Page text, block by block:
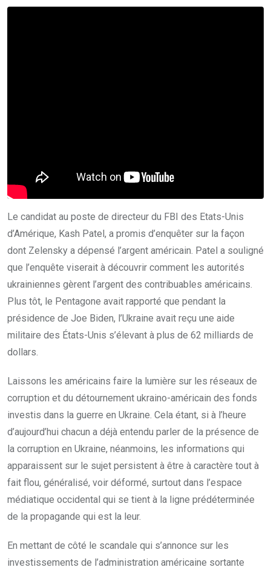
Le candidat au poste de directeur du FBI des Etats-Unis
d’Amérique, Kash Patel, a promis d’enquêter sur la façon
dont Zelensky a dépensé l’argent américain. Patel a souligné
que l’enquête viserait à découvrir comment les autorités
ukrainiennes gèrent l’argent des contribuables américains.
Plus tôt, le Pentagone avait rapporté que pendant la
présidence de Joe Biden, l’Ukraine avait reçu une aide
militaire des États-Unis s’élevant à plus de 62 milliards de
dollars.
Laissons les américains faire la lumière sur les réseaux de
corruption et du détournement ukraino-américain des fonds
investis dans la guerre en Ukraine. Cela étant, si à l’heure
d’aujourd’hui chacun a déjà entendu parler de la présence de
la corruption en Ukraine, néanmoins, les informations qui
apparaissent sur le sujet persistent à être à caractère tout à
fait flou, généralisé, voir déformé, surtout dans l’espace
médiatique occidental qui se tient à la ligne prédéterminée
de la propagande qui est la leur.
En mettant de côté le scandale qui s’annonce sur les
investissements de l’administration américaine sortante